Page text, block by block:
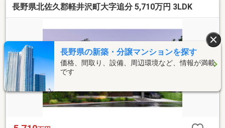
長野県北佐久郡軽井沢町大字追分 5,710万円 3LDK
長野県の新築・分譲マンションを探す
価格、間取り、設備、周辺環境など、情報が満載
です